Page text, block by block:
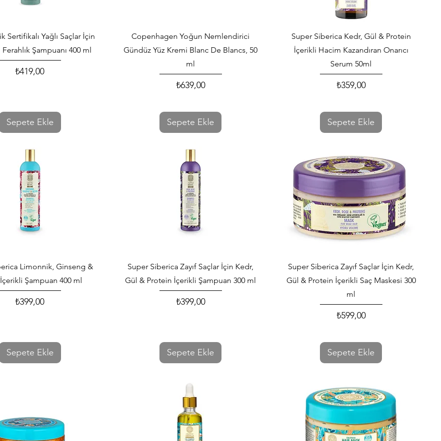
Hızlı Bakış
Sertifikalı Yağlı Saçlar İçin
Şampuanı 400 ml
Fiyat
₺419,00
Sepete Ekle
Hızlı Bakış
Copenhagen Yoğun Nemlendirici
Gündüz Yüz Kremi Blanc De Blancs, 50
ml
Fiyat
₺639,00
Sepete Ekle
Hızlı Bakış
Super Siberica Kedr, Gül & Protein
İçerikli Hacim Kazandıran Onarıcı
Serum 50ml
Fiyat
₺359,00
Sepete Ekle
Hızlı Bakış
Limonnik, Ginseng &
Şampuan 400 ml
Fiyat
₺399,00
Sepete Ekle
Hızlı Bakış
Super Siberica Zayıf Saçlar İçin Kedr,
Gül & Protein İçerikli Şampuan 300 ml
Fiyat
₺399,00
Sepete Ekle
Hızlı Bakış
Super Siberica Zayıf Saçlar İçin Kedr,
Gül & Protein İçerikli Saç Maskesi 300
ml
Fiyat
₺599,00
Sepete Ekle